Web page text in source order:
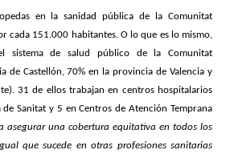
en la sanidad pública de la Comunitat
cada 151.000 habitantes. O lo que es lo mismo,
sistema de salud público de la Comunitat
de Castellón, 70% en la provincia de Valencia y
31 de ellos trabajan en centros hospitalarios
Sanitat y 5 en Centros de Atención Temprana
asegurar una cobertura equitativa en todos los
que sucede en otras profesiones sanitarias